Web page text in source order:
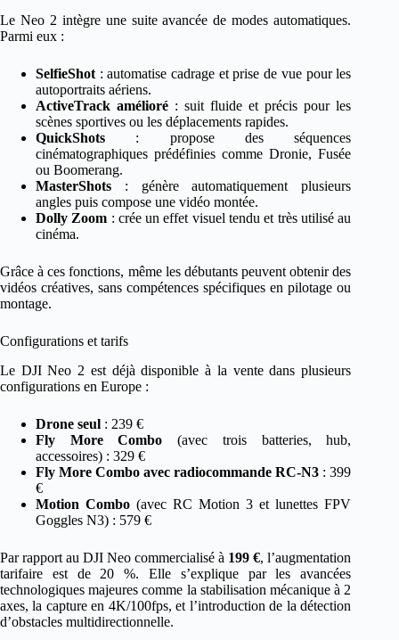
Le Neo 2 intègre une suite avancée de modes automatiques.
Parmi eux :
SelfieShot: automatise cadrage et prise de vue pour les
autoportraits aériens.
ActiveTrack amélioré : suit fluide et précis pour les
scènes sportives ou les déplacements rapides.
QuickShots : propose des séquences
cinématographiques prédéfinies comme Dronie, Fusée
ou Boomerang.
MasterShots : génère automatiquement plusieurs
angles puis compose une vidéo montée.
Dolly Zoom : crée un effet visuel tendu et très utilisé au
cinéma.
Grâce à ces fonctions, même les débutants peuvent obtenir des
vidéos créatives, sans compétences spécifiques en pilotage ou
montage.
Configurations et tarifs
Le DJI Neo 2 est déjà disponible à la vente dans plusieurs
configurations en Europe :
Drone seul : 239 €
Fly More Combo (avec trois batteries, hub,
accessoires) : 329 €
Fly More Combo avec radiocommande RC-N3 : 399
€
Motion Combo (avec RC Motion 3 et lunettes FPV
Goggles N3) : 579 €
Par rapport au DJI Neo commercialisé à 199 €, l’augmentation
tarifaire est de 20 %. Elle s’explique par les avancées
technologiques majeures comme la stabilisation mécanique à 2
axes, la capture en 4K/100fps, et l’introduction de la détection
d’obstacles multidirectionnelle.